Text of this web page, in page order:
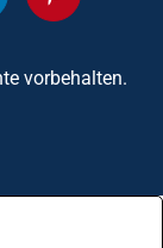
vorbehalten.